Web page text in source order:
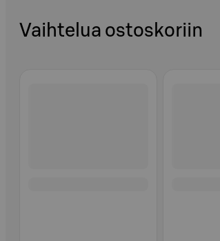
Vaihtelua ostoskoriin